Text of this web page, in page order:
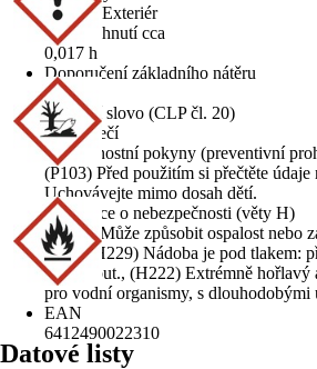
Interiér, Exteriér
Doba schnutí cca
0,017 h
Doporučení základního nátěru
Ne
Signální slovo (CLP čl. 20)
Nebezpečí
Bezpečnostní pokyny (preventivní
(P103) Před použitím si přečtěte
Uchovávejte mimo dosah dětí.
Informace o nebezpečnosti (věty H)
(H336) Může způsobit ospalost nebo
kůži., (H229) Nádoba je pod tlakem:
roztrhnout., (H222) Extrémně
pro vodní organismy, s dlouhodobými
EAN
6412490022310
Datové listy